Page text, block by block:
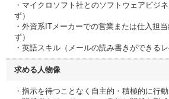
・マイクロソフト社とのソフトウェアビジ
ず）
・外資系ITメーカーでの営業または仕入担
ず）
・英語スキル（メールの読み書きができるレ
求める人物像
・指示を待つことなく自主的・積極的に行